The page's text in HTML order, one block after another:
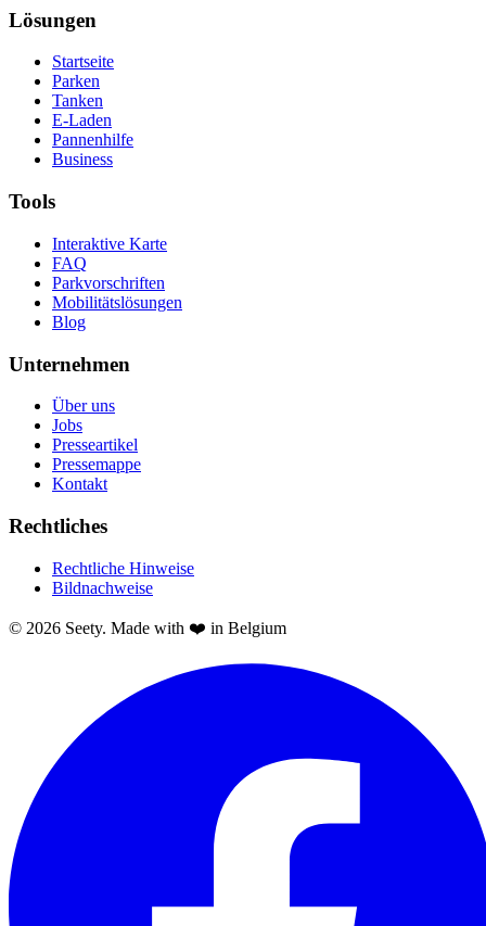
Lösungen
Startseite
Parken
Tanken
E-Laden
Pannenhilfe
Business
Tools
Interaktive Karte
FAQ
Parkvorschriften
Mobilitätslösungen
Blog
Unternehmen
Über uns
Jobs
Presseartikel
Pressemappe
Kontakt
Rechtliches
Rechtliche Hinweise
Bildnachweise
© 2026 Seety. Made with ❤️ in Belgium